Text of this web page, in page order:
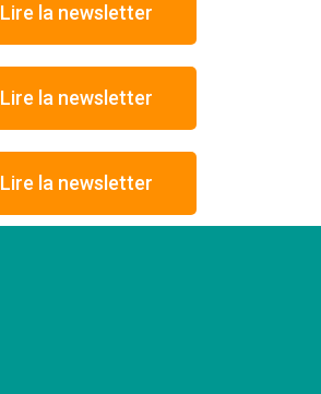
Lire la newsletter
Lire la newsletter
Lire la newsletter